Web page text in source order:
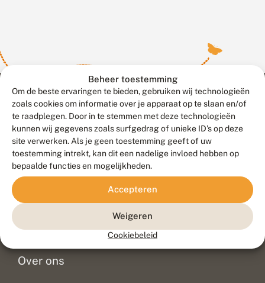
Beheer toestemming
Om de beste ervaringen te bieden, gebruiken wij technologieën
zoals cookies om informatie over je apparaat op te slaan en/of
te raadplegen. Door in te stemmen met deze technologieën
kunnen wij gegevens zoals surfgedrag of unieke ID's op deze
site verwerken. Als je geen toestemming geeft of uw
toestemming intrekt, kan dit een nadelige invloed hebben op
bepaalde functies en mogelijkheden.
Accepteren
Weigeren
Cookiebeleid
Contact
Veelgestelde vragen
Doneer
Over ons
Meld waarnemingen© 2026 Vlinderstichting
Duurzaam ontwikkeld door
Go2People
, ontworpen door
Blue Field Agency
Privacy
Disclaimer
Sitemap